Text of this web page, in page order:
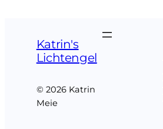
Katrin's
Lichtengel
© 2026 Katrin
Meie